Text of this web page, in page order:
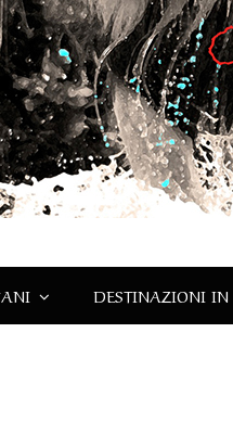
DESTINAZIONI IN